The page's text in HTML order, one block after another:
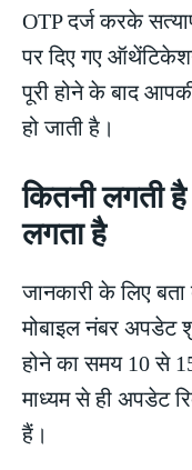
OTP दर्ज करके
पर दिए गए
पूरी होने के बाद
हो जाती है।
कितनी लगती
लगता है
जानकारी के लिए
मोबाइल नंबर
होने का समय 10 से
माध्यम से ही अपडेट
हैं।